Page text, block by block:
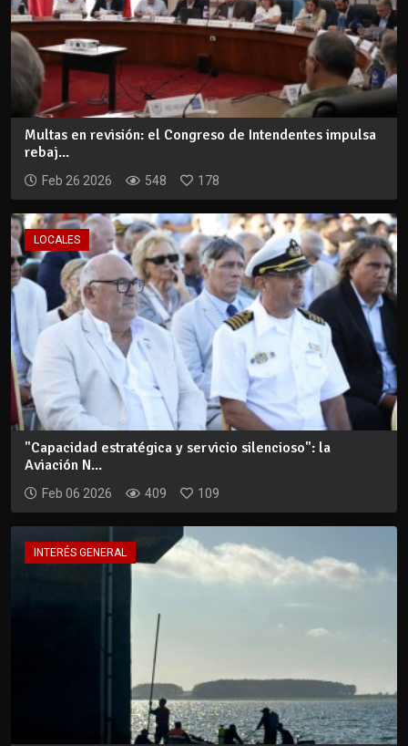
Multas en revisión: el Congreso de Intendentes impulsa
rebaj...
Feb 26 2026 548 178
LOCALES
"Capacidad estratégica y servicio silencioso": la
Aviación N...
Feb 06 2026 409 109
INTERÉS GENERAL